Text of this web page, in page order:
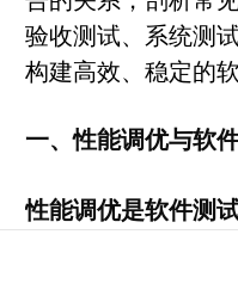
验收测试、系统测
构建高效、稳定的软
一、性能调优与软
性能调优是软件测